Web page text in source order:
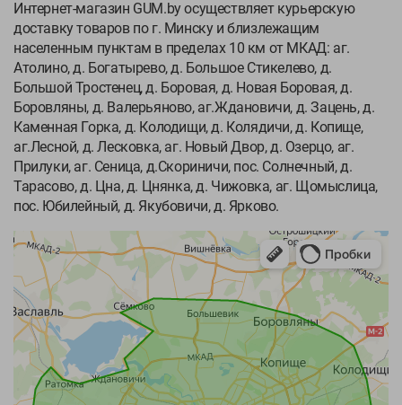
Интернет-магазин GUM.by осуществляет курьерскую
доставку товаров по г. Минску и близлежащим
населенным пунктам в пределах 10 км от МКАД: аг.
Атолино, д. Богатырево, д. Большое Стикелево, д.
Большой Тростенец, д. Боровая, д. Новая Боровая, д.
Боровляны, д. Валерьяново, аг.Ждановичи, д. Зацень, д.
Каменная Горка, д. Колодищи, д. Колядичи, д. Копище,
аг.Лесной, д. Лесковка, аг. Новый Двор, д. Озерцо, аг.
Прилуки, аг. Сеница, д.Скориничи, пос. Солнечный, д.
Тарасово, д. Цна, д. Цнянка, д. Чижовка, аг. Щомыслица,
пос. Юбилейный, д. Якубовичи, д. Ярково.